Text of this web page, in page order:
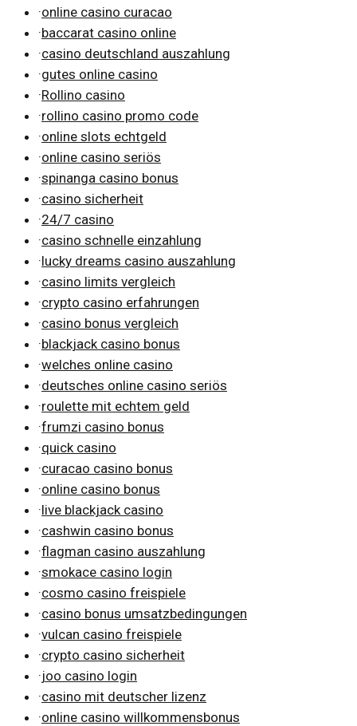
·online casino curacao
·baccarat casino online
·casino deutschland auszahlung
·gutes online casino
·Rollino casino
·rollino casino promo code
·online slots echtgeld
·online casino seriös
·spinanga casino bonus
·casino sicherheit
·24/7 casino
·casino schnelle einzahlung
·lucky dreams casino auszahlung
·casino limits vergleich
·crypto casino erfahrungen
·casino bonus vergleich
·blackjack casino bonus
·welches online casino
·deutsches online casino seriös
·roulette mit echtem geld
·frumzi casino bonus
·quick casino
·curacao casino bonus
·online casino bonus
·live blackjack casino
·cashwin casino bonus
·flagman casino auszahlung
·smokace casino login
·cosmo casino freispiele
·casino bonus umsatzbedingungen
·vulcan casino freispiele
·crypto casino sicherheit
·joo casino login
·casino mit deutscher lizenz
·online casino willkommensbonus